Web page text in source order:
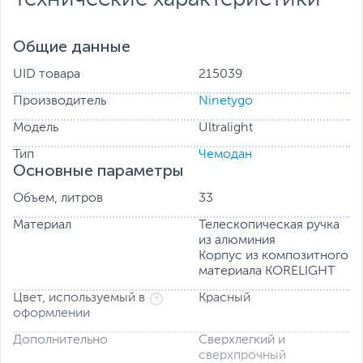
Корпус изготовлен из композитного материала
Сверхлегкий и сверхпрочный
Отскок после удара
Экологически чистый, на 100% пригодный для
вторичной переработки
Прочная 4-уровневая телескопическая кнопочная
диапазоном уклона.
Четыре вращающихся колеса с бесшумным
вращением на 360 градусов для более легкого и
плавного разнонаправленного управления.
Встроенный замок TSA. Удобная кожаная ручка для
удобного захвата.
Общие данные
UID товара 215039
Производитель Ninetygo
Модель Ultralight
Тип Чемодан
Основные параметры
Объем, литров 33
Материал
Телескопическая ручка
из алюминия
Корпус из композитного
материала KORELIGHT
Цвет, используемый в
оформлении
Красный
Дополнительно
Сверхлегкий и
сверхпрочный